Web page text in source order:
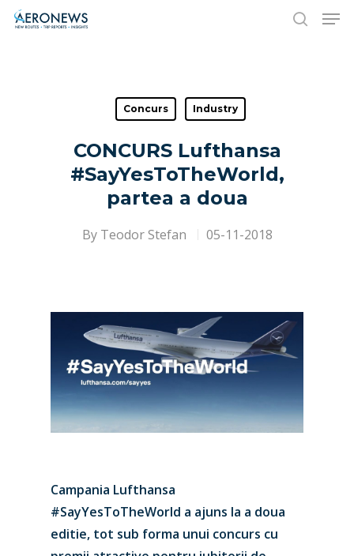
Hit enter to search or ESC to close
Concurs Industry
CONCURS Lufthansa
#SayYesToTheWorld,
partea a doua
By Teodor Stefan 05-11-2018
Campania Lufthansa
#SayYesToTheWorld a ajuns la a doua
editie, tot sub forma unui concurs cu